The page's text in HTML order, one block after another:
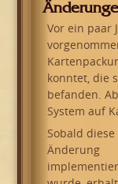
Vor ein paar
konntet, die
befanden.
System auf
Sobald diese
Änderung